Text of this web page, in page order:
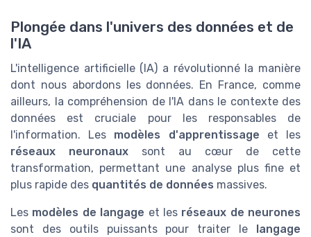
Plongée dans l'univers des données et de
l'IA
L'intelligence artificielle (IA) a révolutionné la manière
dont nous abordons les données. En France, comme
ailleurs, la compréhension de l'IA dans le contexte des
données est cruciale pour les responsables de
l'information. Les modèles d'apprentissage et les
réseaux neuronaux sont au cœur de cette
transformation, permettant une analyse plus fine et
plus rapide des quantités de données massives.
Les modèles de langage et les réseaux de neurones
sont des outils puissants pour traiter le
langage